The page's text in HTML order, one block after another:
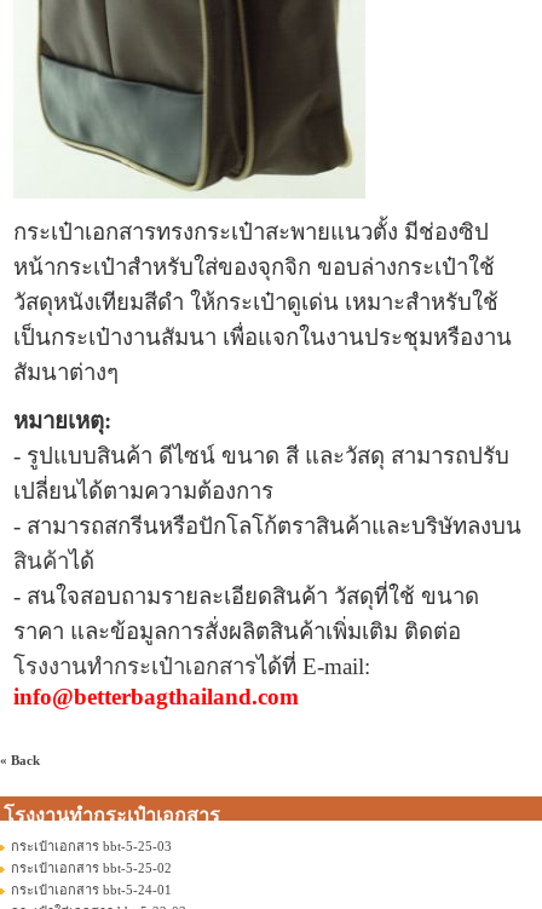
กระเป๋าเอกสารทรงกระเป๋าสะพายแนวตั้ง มีช่องซิป
หน้ากระเป๋าสำหรับใส่ของจุกจิก ขอบล่างกระเป๋าใช้
วัสดุหนังเทียมสีดำ ให้กระเป๋าดูเด่น เหมาะสำหรับใช้
เป็นกระเป๋างานสัมนา เพื่อแจกในงานประชุมหรืองาน
สัมนาต่างๆ
หมายเหตุ:
- รูปแบบสินค้า ดีไซน์ ขนาด สี และวัสดุ สามารถปรับ
เปลี่ยนได้ตามความต้องการ
- สามารถสกรีนหรือปักโลโก้ตราสินค้าและบริษัทลงบน
สินค้าได้
- สนใจสอบถามรายละเอียดสินค้า วัสดุที่ใช้ ขนาด
ราคา และข้อมูลการสั่งผลิตสินค้าเพิ่มเติม ติดต่อ
โรงงานทำกระเป๋าเอกสารได้ที่E-mail:
info@betterbagthailand.com
« Back
โรงงานทำกระเป๋าเอกสาร
กระเป๋าเอกสาร bbt-5-25-03
กระเป๋าเอกสาร bbt-5-25-02
กระเป๋าเอกสาร bbt-5-24-01